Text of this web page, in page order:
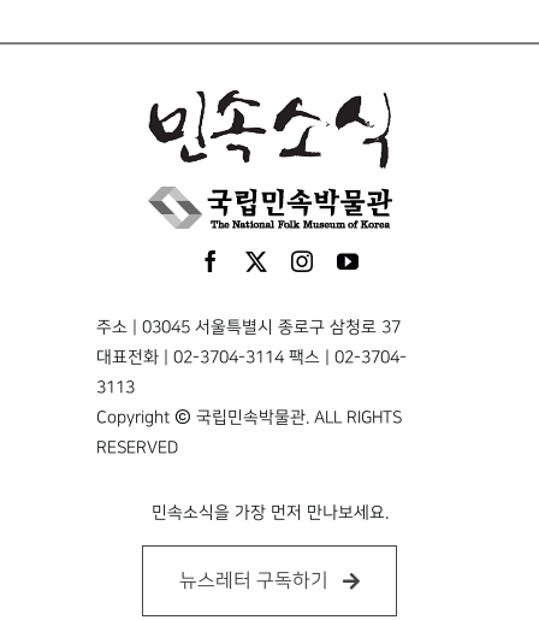
주소 | 03045 서울특별시 종로구 삼청로 37
대표전화 | 02-3704-3114 팩스 | 02-3704-
3113
Copyright © 국립민속박물관. ALL RIGHTS
RESERVED
민속소식을 가장 먼저 만나보세요.
뉴스레터 구독하기